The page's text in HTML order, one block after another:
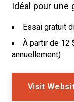
Idéal pour
Essai gratuit
À partir de 12
annuellement)
Visit